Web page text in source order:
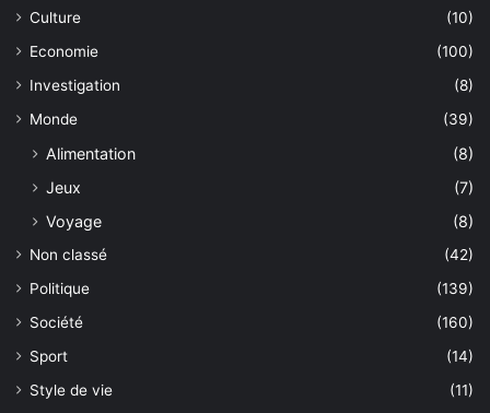
Culture
(10)
Economie
(100)
Investigation
(8)
Monde
(39)
Alimentation
(8)
Jeux
(7)
Voyage
(8)
Non classé
(42)
Politique
(139)
Société
(160)
Sport
(14)
Style de vie
(11)